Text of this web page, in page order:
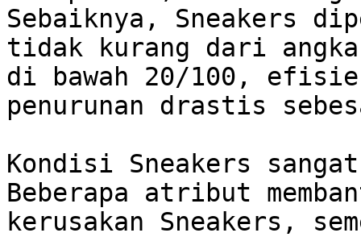
Sebaiknya, Sneakers
tidak kurang dari
di bawah 20/100,
penurunan drastis
Kondisi Sneakers
Beberapa atribut
kerusakan Sneakers,